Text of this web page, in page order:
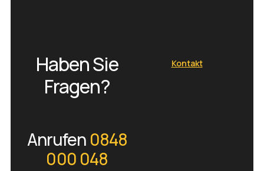
Haben Sie
Fragen?
Anrufen 0848
000 048
Kontakt